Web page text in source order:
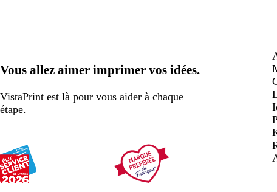
Vous allez aimer imprimer vos idées.
VistaPrint est là pour vous aider à chaque
étape.